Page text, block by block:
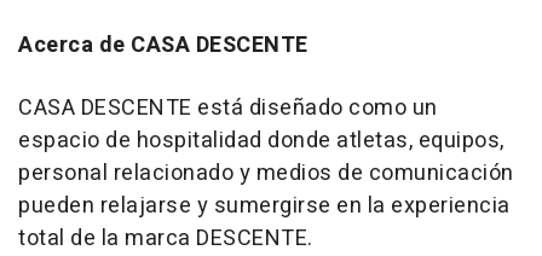
Acerca de CASA DESCENTE
CASA DESCENTE está diseñado como un
espacio de hospitalidad donde atletas, equipos,
personal relacionado y medios de comunicación
pueden relajarse y sumergirse en la experiencia
total de la marca DESCENTE.